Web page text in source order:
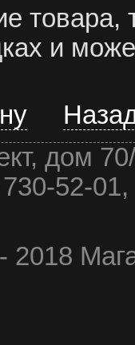
товара,
и
дом
52-